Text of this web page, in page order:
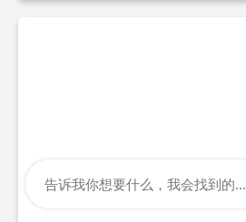
告诉我你想要什么，我会找到的...